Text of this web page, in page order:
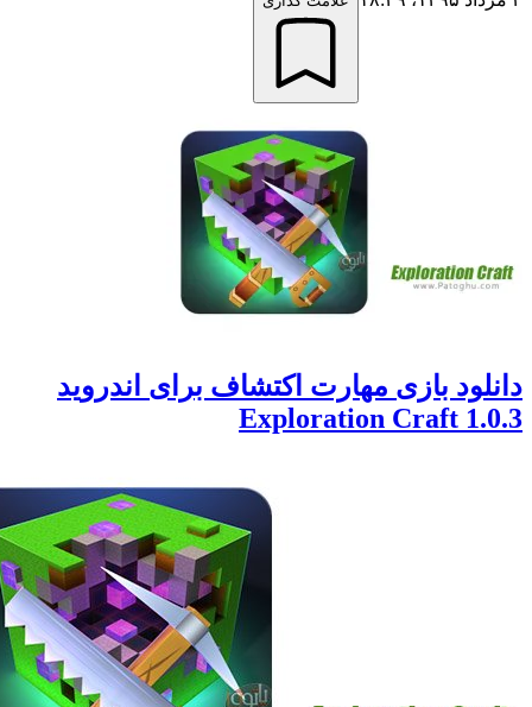
بازی مهارت اکتشاف برای اندروید